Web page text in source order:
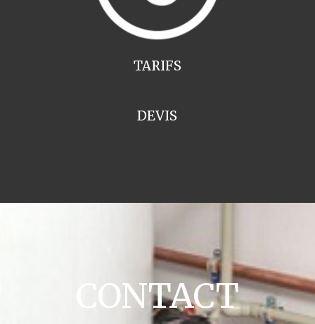
TARIFS
DEVIS
CONTACT